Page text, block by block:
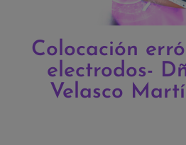
Colocación
electrodos-
Velasco